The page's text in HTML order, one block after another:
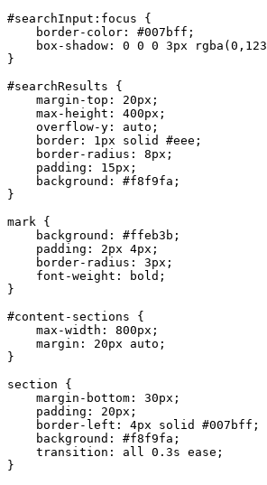
#searchInput:focus {
    border-color
: #007bff ;
    box-shadow
: 0 0 0 3px rgba ( 0 , 123
}
#searchResults {
    margin-top
: 20px ;
    max-height
: 400px ;
    overflow-y
: auto ;
    border
: 1px solid #eee ;
    border-radius
: 8px ;
    padding
: 15px ;
    background
: #f8f9fa ;
}
mark {
    background
: #ffeb3b ;
    padding
: 2px 4px ;
    border-radius
: 3px ;
    font-weight
: bold ;
}
#content-sections {
    max-width
: 800px ;
    margin
: 20px auto ;
}
section {
    margin-bottom
: 30px ;
    padding
: 20px ;
    border-left
: 4px solid #007bff ;
    background
: #f8f9fa ;
    transition
: all 0.3s ease ;
}